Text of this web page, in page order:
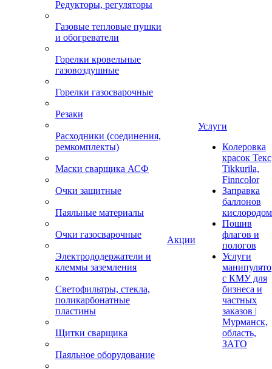
Редукторы, регуляторы
Газовые тепловые пушки
и обогреватели
Горелки кровельные
газовоздушные
Горелки газосварочные
Резаки
Расходники (соединения,
ремкомплекты)
Маски сварщика АСФ
Очки защитные
Паяльные материалы
Очки газосварочные
Электрододержатели и
клеммы заземления
Светофильтры, стекла,
поликарбонатные
пластины
Щитки сварщика
Паяльное оборудование
Акции
Услуги
Колеровка
красок
Tikkurila,
Finncolor
Заправка
баллонов
кислородом
Пошив
флагов и
пологов
Услуги
с КМУ для
бизнеса и
частных
заказов |
Мурманск,
область,
ЗАТО